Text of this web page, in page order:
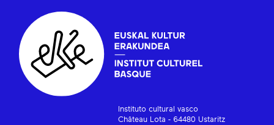
Instituto cultural vasco
Château Lota - 64480 Ustaritz